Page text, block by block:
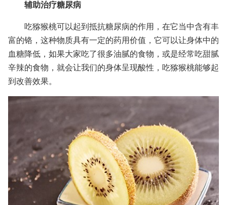
辅助治疗糖尿病
吃猕猴桃可以起到抵抗糖尿病的作用，在它当中含有丰
富的铬，这种物质具有一定的药用价值，它可以让身体中的
血糖降低，如果大家吃了很多油腻的食物，或是经常吃甜腻
辛辣的食物，就会让我们的身体呈现酸性，吃猕猴桃能够起
到改善效果。